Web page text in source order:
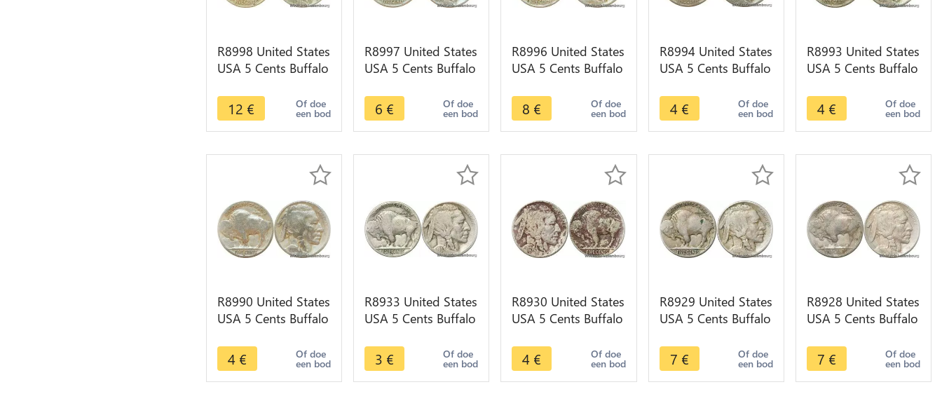
R8998 United States
USA 5 Cents Buffalo
12 € Of doe
een bod
R8997 United States
USA 5 Cents Buffalo
6 € Of doe
een bod
R8996 United States
USA 5 Cents Buffalo
8 € Of doe
een bod
R8994 United States
USA 5 Cents Buffalo
4 € Of doe
een bod
R8993 United States
USA 5 Cents Buffalo
Make offer
4 € Of doe
een bod
R8990 United States
USA 5 Cents Buffalo
Make offer
4 € Of doe
een bod
R8933 United States
USA 5 Cents Buffalo
Make offer
3 € Of doe
een bod
R8930 United States
USA 5 Cents Buffalo
4 € Of doe
een bod
R8929 United States
USA 5 Cents Buffalo
7 € Of doe
een bod
R8928 United States
USA 5 Cents Buffalo
7 € Of doe
een bod